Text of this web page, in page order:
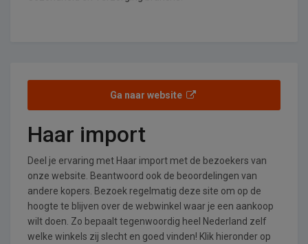
Ga naar website
Haar import
Deel je ervaring met Haar import met de bezoekers van
onze website. Beantwoord ook de beoordelingen van
andere kopers. Bezoek regelmatig deze site om op de
hoogte te blijven over de webwinkel waar je een aankoop
wilt doen. Zo bepaalt tegenwoordig heel Nederland zelf
welke winkels zij slecht en goed vinden! Klik hieronder op